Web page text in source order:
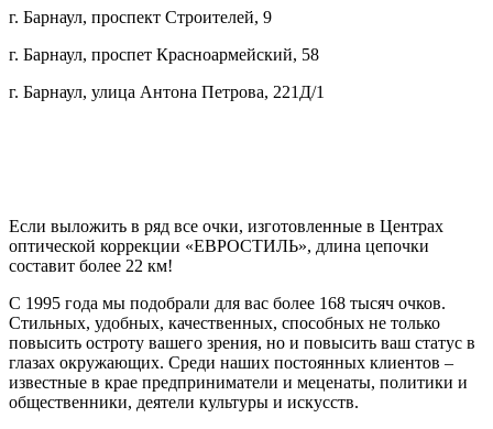
г. Барнаул, проспект Строителей, 9
г. Барнаул, проспет Красноармейский, 58
г. Барнаул, улица Антона Петрова, 221Д/1
Если выложить в ряд все очки, изготовленные в Центрах
оптической коррекции «ЕВРОСТИЛЬ», длина цепочки
составит более 22 км!
С 1995 года мы подобрали для вас более 168 тысяч очков.
Стильных, удобных, качественных, способных не только
повысить остроту вашего зрения, но и повысить ваш статус в
глазах окружающих. Среди наших постоянных клиентов –
известные в крае предприниматели и меценаты, политики и
общественники, деятели культуры и искусств.